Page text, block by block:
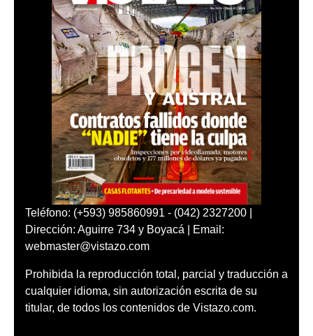
Teléfono: (+593) 985860991 - (042) 2327200 |
Dirección: Aguirre 734 y Boyacá | Email:
webmaster@vistazo.com
Prohibida la reproducción total, parcial y traducción a
cualquier idioma, sin autorización escrita de su
titular, de todos los contenidos de Vistazo.com.